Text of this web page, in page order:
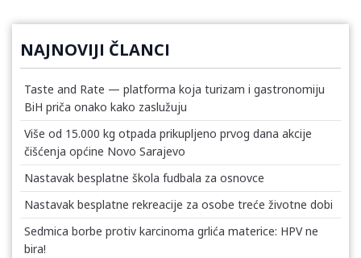
NAJNOVIJI ČLANCI
Taste and Rate — platforma koja turizam i gastronomiju
BiH priča onako kako zaslužuju
Više od 15.000 kg otpada prikupljeno prvog dana akcije
čišćenja općine Novo Sarajevo
Nastavak besplatne škola fudbala za osnovce
Nastavak besplatne rekreacije za osobe treće životne dobi
Sedmica borbe protiv karcinoma grlića materice: HPV ne
bira!